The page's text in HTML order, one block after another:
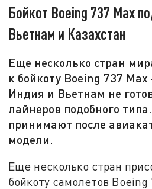
Бойкот Boeing 737 Max
Вьетнам и Казахстан
Еще несколько стран
к бойкоту Boeing 737 Max
Индия и Вьетнам не
лайнеров подобного
принимают после
модели.
Еще несколько стран
бойкоту самолетов Boeing